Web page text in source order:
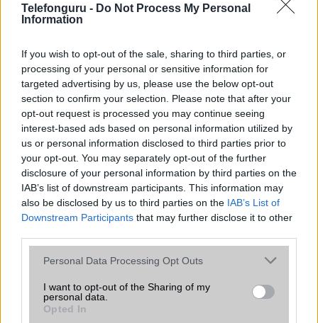
Telefonguru - Do Not Process My Personal
Information
If you wish to opt-out of the sale, sharing to third parties, or
processing of your personal or sensitive information for
targeted advertising by us, please use the below opt-out
section to confirm your selection. Please note that after your
opt-out request is processed you may continue seeing
interest-based ads based on personal information utilized by
us or personal information disclosed to third parties prior to
your opt-out. You may separately opt-out of the further
disclosure of your personal information by third parties on the
IAB’s list of downstream participants. This information may
also be disclosed by us to third parties on the IAB’s List of
Downstream Participants that may further disclose it to other
Please note that this website/app uses one or more Google
not limited to your visit or usage behaviour. You may click to
grant or deny consent to Google and its third-party tags to
use your data for below specified purposes in below Google
Personal Data Processing Opt Outs
I want to opt-out of the Sharing of my
personal data.
Opted In
Az önmagát töltő mobiltelefon
B/T extra
A Bluetooth szabvány az újabb telefonokban tud már extrákat
is
Belépés a metaverzumba
Hogy lehet belépni a metaverzumba? – sokakban felmerül a
kérdés a metaverzumról olvasva, de a válasz nem is olyan
egyszerű.
Blackberry
A kanadai BlackBerry Limited gyártotta és forgalmazta 1999
és 2016 között.
Bluetooth
Vezeték nélküli fájlküldés, megosztás és persze multiplayer